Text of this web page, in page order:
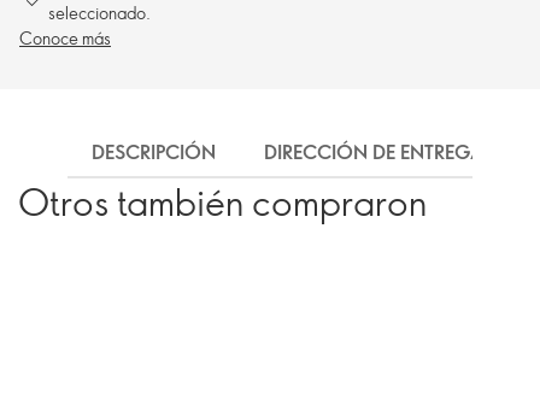
seleccionado.
Conoce más
DESCRIPCIÓN DIRECCIÓN DE ENTREGA
Otros también compraron